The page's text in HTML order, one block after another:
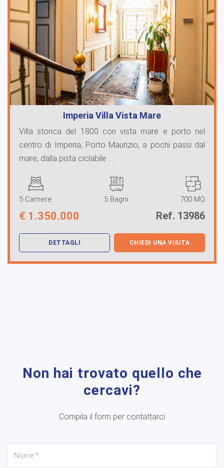
Imperia Villa Vista Mare
Villa storica del 1800 con vista mare e porto nel
centro di Imperia, Porto Maurizio, a pochi passi dal
mare, dalla pista ciclabile ...
5 Camere 5 Bagni 700 MQ
€ 1.350.000 Ref. 13986
DETTAGLI CHIEDI UNA VISITA
Non hai trovato quello che
cercavi?
Compila il form per contattarci